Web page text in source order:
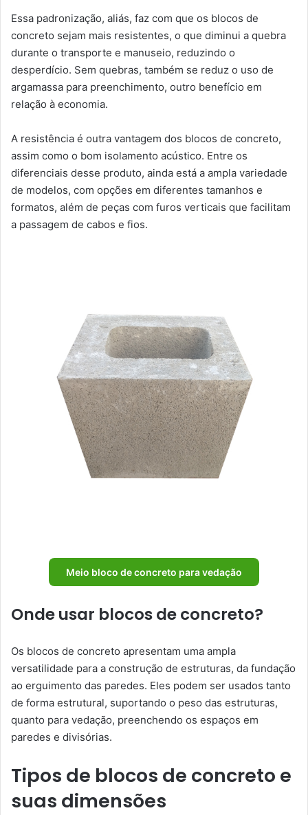
Essa padronização, aliás, faz com que os blocos de
concreto sejam mais resistentes, o que diminui a quebra
durante o transporte e manuseio, reduzindo o
desperdício. Sem quebras, também se reduz o uso de
argamassa para preenchimento, outro benefício em
relação à economia.
A resistência é outra vantagem dos blocos de concreto,
assim como o bom isolamento acústico. Entre os
diferenciais desse produto, ainda está a ampla variedade
de modelos, com opções em diferentes tamanhos e
formatos, além de peças com furos verticais que facilitam
a passagem de cabos e fios.
Meio bloco de concreto para vedação
Onde usar blocos de concreto?
Os blocos de concreto apresentam uma ampla
versatilidade para a construção de estruturas, da fundação
ao erguimento das paredes. Eles podem ser usados tanto
de forma estrutural, suportando o peso das estruturas,
quanto para vedação, preenchendo os espaços em
paredes e divisórias.
Tipos de blocos de concreto e
suas dimensões